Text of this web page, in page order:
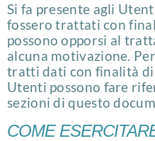
Si fa presente agli
fossero trattati con
possono opporsi al
alcuna motivazione.
tratti dati con finalità
Utenti possono fare
sezioni di questo
COME